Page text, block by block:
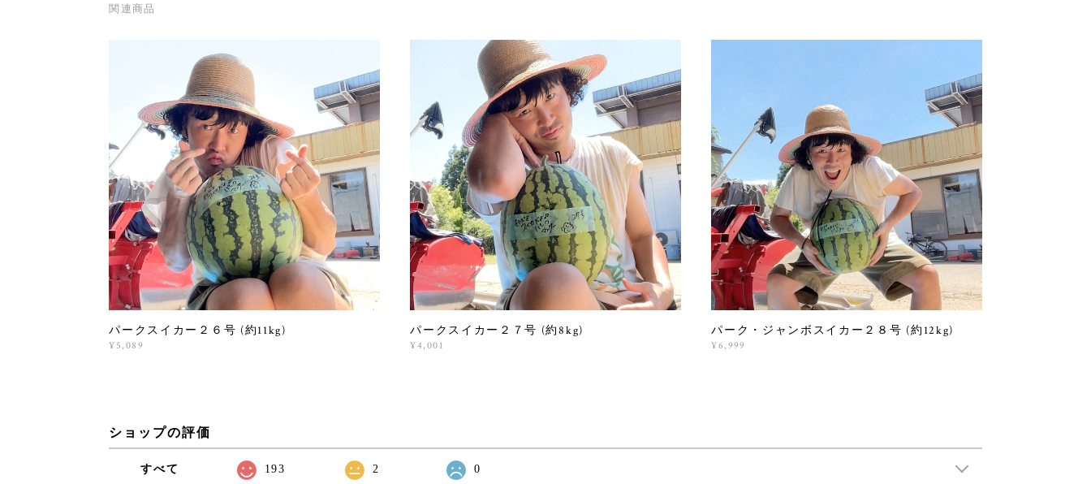
関連商品
パークスイカー２６号 (約11kg)
¥5,089
パークスイカー２７号 (約8kg)
¥4,001
パーク・ジャンボスイカー２８号 (約12kg)
¥6,999
ショップの評価
すべて 193 2 0